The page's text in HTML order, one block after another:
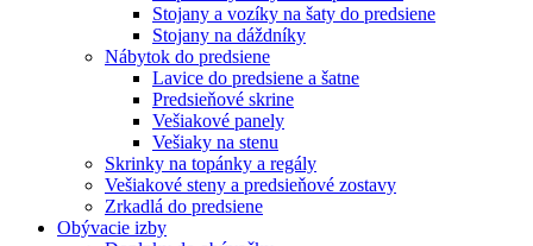
Stojany a vozíky na šaty do predsiene
Stojany na dáždníky
Nábytok do predsiene
Lavice do predsiene a šatne
Predsieňové skrine
Vešiakové panely
Vešiaky na stenu
Skrinky na topánky a regály
Vešiakové steny a predsieňové zostavy
Zrkadlá do predsiene
Obývacie izby